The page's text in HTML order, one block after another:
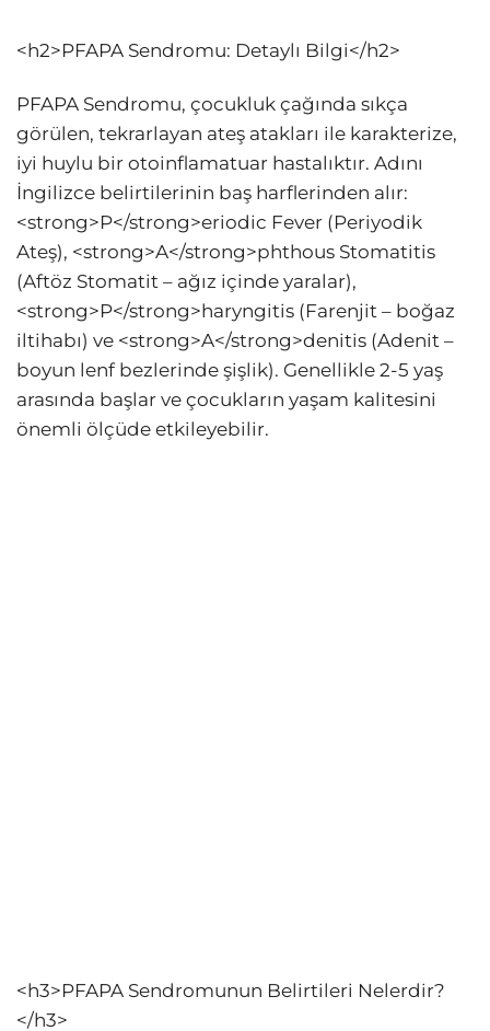
<h2>PFAPA Sendromu: Detaylı Bilgi</h2>
PFAPA Sendromu, çocukluk çağında sıkça
görülen, tekrarlayan ateş atakları ile karakterize,
iyi huylu bir otoinflamatuar hastalıktır. Adını
İngilizce belirtilerinin baş harflerinden alır:
<strong>P</strong>eriodic Fever (Periyodik
Ateş), <strong>A</strong>phthous Stomatitis
(Aftöz Stomatit – ağız içinde yaralar),
<strong>P</strong>haryngitis (Farenjit – boğaz
iltihabı) ve <strong>A</strong>denitis (Adenit –
boyun lenf bezlerinde şişlik). Genellikle 2-5 yaş
arasında başlar ve çocukların yaşam kalitesini
önemli ölçüde etkileyebilir.
<h3>PFAPA Sendromunun Belirtileri Nelerdir?
</h3>